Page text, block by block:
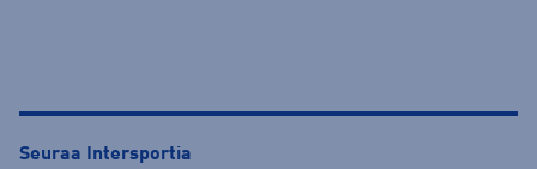
Seuraa Intersportia